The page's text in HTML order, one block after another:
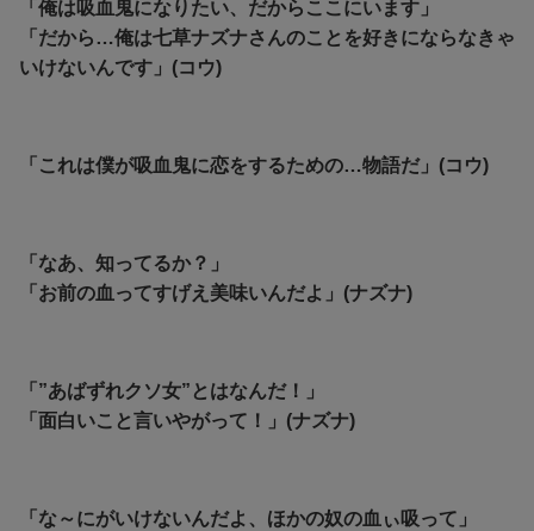
「俺は吸血鬼になりたい、だからここにいます」
「だから…俺は七草ナズナさんのことを好きにならなきゃ
いけないんです」(コウ)
「これは僕が吸血鬼に恋をするための…物語だ」(コウ)
「なあ、知ってるか？」
「お前の血ってすげえ美味いんだよ」(ナズナ)
「”あばずれクソ女”とはなんだ！」
「面白いこと言いやがって！」(ナズナ)
「な～にがいけないんだよ、ほかの奴の血ぃ吸って」